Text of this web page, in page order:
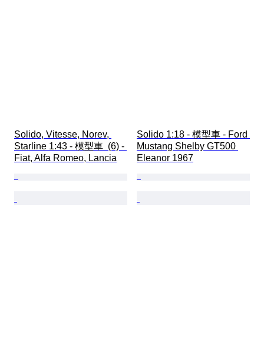
Solido, Vitesse, Norev,
Starline 1:43 - 模型車  (6) -
Fiat, Alfa Romeo, Lancia
Solido 1:18 - 模型車 - Ford
Mustang Shelby GT500
Eleanor 1967